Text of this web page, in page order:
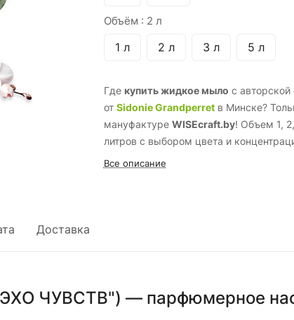
Объём : 2 л
1 л 2 л 3 л 5 л
Где купить жидкое мыло с авторской
от Sidonie Grandperretв Минске?
мануфактуре WISEcraft.by! Объем 1,
литров с выбором цвета и
Все описание
Доставка
ЧУВСТВ") — парфюмерное